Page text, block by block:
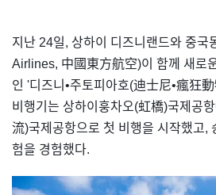
지난 24일, 상하이 디즈니랜드와 중
Airlines, 中國東方航空)이 함께 새로
인 '디즈니•주토피아호(迪士尼•瘋狂
비행기는 상하이훙차오(虹橋)국제공
流)국제공항으로 첫 비행을 시작했고,
험을 경험했다.